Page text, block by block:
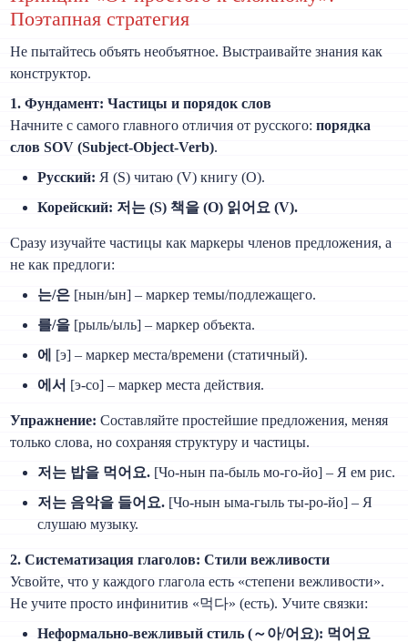
Поэтапная стратегия
Не пытайтесь объять необъятное. Выстраивайте знания как
конструктор.
1. Фундамент: Частицы и порядок слов
Начните с самого главного отличия от русского:порядка
слов SOV (Subject-Object-Verb).
Русский: Я (S) читаю (V) книгу (O).
Корейский: 저는 (S) 책을 (O) 읽어요 (V).
Сразу изучайте частицы как маркеры членов предложения, а
не как предлоги:
는/은 [нын/ын] – маркер темы/подлежащего.
를/을 [рыль/ыль] – маркер объекта.
에
[э] – маркер места/времени (статичный).
에서 [э-со] – маркер места действия.
Упражнение: Составляйте простейшие предложения, меняя
только слова, но сохраняя структуру и частицы.
저는 밥을 먹어요. [Чо-нын па-быль мо-го-йо] – Я ем рис.
저는 음악을 들어요. [Чо-нын ыма-гыль ты-ро-йо] – Я
слушаю музыку.
2. Систематизация глаголов: Стили вежливости
Усвойте, что у каждого глагола есть «степени вежливости».
Не учите просто инфинитив «먹다» (есть). Учите связки:
Неформально-вежливый стиль (～아/어요): 먹어요